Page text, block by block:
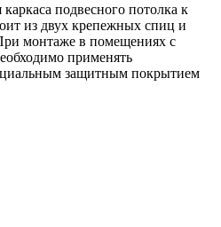
подвесного потолка к
из двух крепежных спиц и
монтаже в помещениях с
применять
защитным покрытием